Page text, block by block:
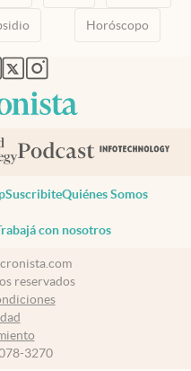
Horóscopo
pestaña
en nueva pestaña
abre en nueva pestaña
abre en nueva pestaña
abre en nueva pestaña
SuscribiteQuiénes Somos
con nosotros
reservados
3270